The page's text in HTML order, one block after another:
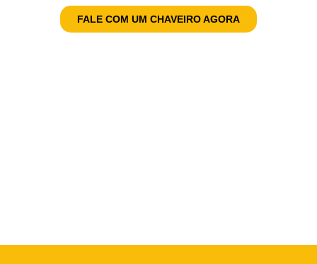
FALE COM UM CHAVEIRO AGORA